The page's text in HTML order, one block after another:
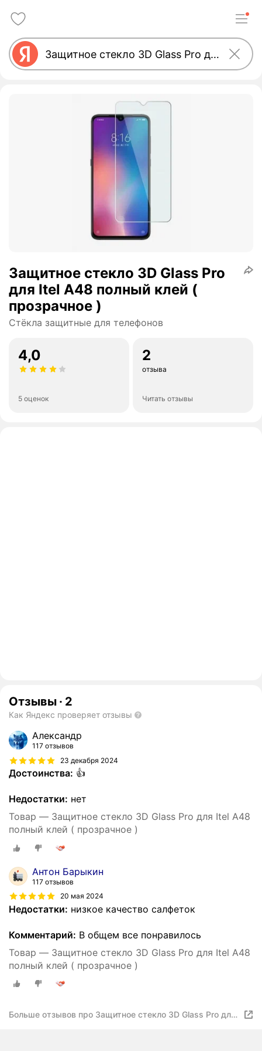
Защитное стекло 3D Glass Pro
для Itel A48 полный клей (
прозрачное )
Стёкла защитные для телефонов
4,0
5 оценок
2
отзыва
Читать отзывы
Отзывы · 2
Как Яндекс проверяет отзывы
Александр
117 отзывов
23 декабря 2024
Достоинства: 👍
Недостатки: нет
Товар — Защитное стекло 3D Glass Pro для Itel A48
полный клей ( прозрачное )
Антон Барыкин
117 отзывов
20 мая 2024
Недостатки: низкое качество салфеток
Комментарий: В общем все понравилось
Товар — Защитное стекло 3D Glass Pro для Itel A48
полный клей ( прозрачное )
Больше отзывов про Защитное стекло 3D Glass Pro для